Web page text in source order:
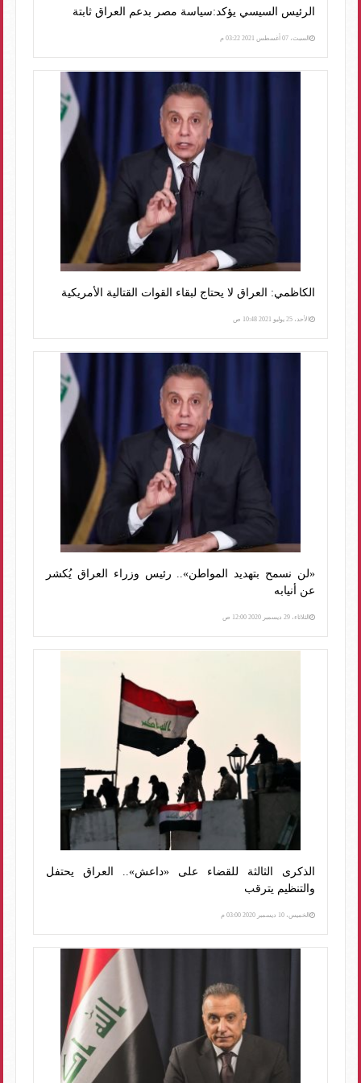
الرئيس السيسي يؤكد:سياسة مصر بدعم العراق ثابتة
السبت، 07 أغسطس 2021 03:22 م
الكاظمي: العراق لا يحتاج لبقاء القوات القتالية الأمريكية
الأحد، 25 يوليو 2021 10:48 ص
«لن نسمح بتهديد المواطن».. رئيس وزراء العراق يُكشر
عن أنيابه
الثلاثاء، 29 ديسمبر 2020 12:00 ص
الذكرى الثالثة للقضاء على «داعش».. العراق يحتفل
والتنظيم يترقب
الخميس، 10 ديسمبر 2020 03:00 م